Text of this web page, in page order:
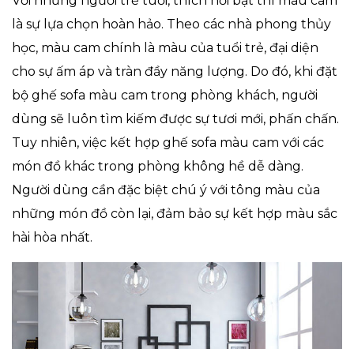
là sự lựa chọn hoàn hảo. Theo các nhà phong thủy
học, màu cam chính là màu của tuổi trẻ, đại diện
cho sự ấm áp và tràn đầy năng lượng. Do đó, khi đặt
bộ ghế sofa màu cam trong phòng khách, người
dùng sẽ luôn tìm kiếm được sự tươi mới, phấn chấn.
Tuy nhiên, việc kết hợp ghế sofa màu cam với các
món đồ khác trong phòng không hề dễ dàng.
Người dùng cần đặc biệt chú ý với tông màu của
những món đồ còn lại, đảm bảo sự kết hợp màu sắc
hài hòa nhất.